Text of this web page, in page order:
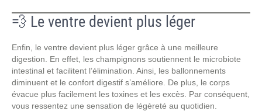
💨 Le ventre devient plus léger
Enfin, le ventre devient plus léger grâce à une meilleure
digestion. En effet, les champignons soutiennent le microbiote
intestinal et facilitent l’élimination. Ainsi, les ballonnements
diminuent et le confort digestif s’améliore. De plus, le corps
évacue plus facilement les toxines et les excès. Par conséquent,
vous ressentez une sensation de légèreté au quotidien.